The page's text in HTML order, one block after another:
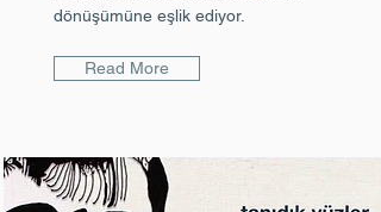
dönüşümüne eşlik ediyor.
Read More